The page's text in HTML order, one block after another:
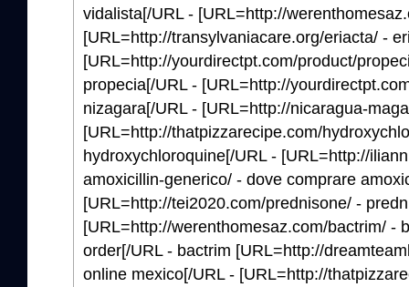
vidalista[/URL - [URL=http://
[URL=http://transylvaniacare.org/eriacta/ -
[URL=http://yourdirectpt.com/product/
propecia[/URL - [URL=http://
nizagara[/URL - [URL=http://nicaragua-
[URL=http://thatpizzarecipe.com/
hydroxychloroquine[/URL - [URL=http://
amoxicillin-generico/ - dove comprare
[URL=http://tei2020.com/prednisone/ -
[URL=http://werenthomesaz.com/bactrim/ -
order[/URL - bactrim [URL=http://
online mexico[/URL - [URL=http://